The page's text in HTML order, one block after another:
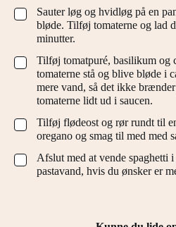
▢
Sauter løg og hvidløg på en
bløde. Tilføj tomaterne og lad
minutter.
▢
Tilføj tomatpuré, basilikum og
tomaterne stå og blive bløde i
mere vand, så det ikke
tomaterne lidt ud i saucen.
▢
Tilføj flødeost og rør rundt til
oregano og smag til med med
▢
Afslut med at vende spaghetti
pastavand, hvis du ønsker er